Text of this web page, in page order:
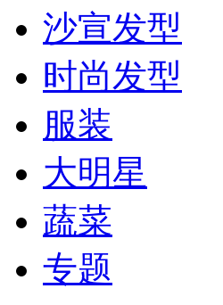
沙宣发型
时尚发型
服装
大明星
蔬菜
专题